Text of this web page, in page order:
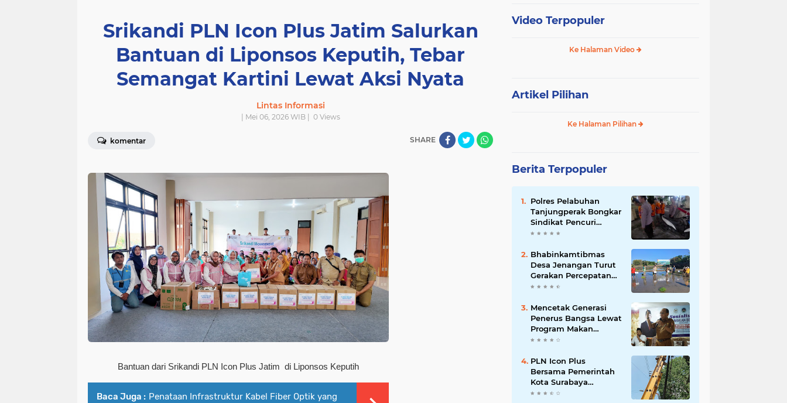
Srikandi PLN Icon Plus Jatim Salurkan
Bantuan di Liponsos Keputih, Tebar
Semangat Kartini Lewat Aksi Nyata
Lintas Informasi
| Mei 06, 2026 WIB | 0Views
komentar SHARE
Bantuan dari Srikandi PLN Icon Plus Jatim di Liponsos Keputih
Baca Juga : Penataan Infrastruktur Kabel Fiber Optik yang
Video Terpopuler
Ke Halaman Video
Artikel Pilihan
Ke Halaman Pilihan
Berita Terpopuler
Polres Pelabuhan
Tanjungperak Bongkar
Sindikat Pencuri
Belasan Unit AC,
Diamankan
Bhabinkamtibmas
Desa Jenangan Turut
Gerakan Percepatan
Tanam, Polri Siap
Pangan Kabupaten
Ponorogo
Mencetak Generasi
Penerus Bangsa Lewat
Program Makan
Bergizi Gratis
PLN Icon Plus
Bersama Pemerintah
Kota Surabaya
Melaksanakan